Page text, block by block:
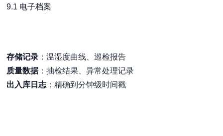
9.1 电子档案
存储记录 ：温湿度曲线、巡检报告
质量数据：抽检结果、异常处理记录
出入库日志 ：精确到分钟级时间戳